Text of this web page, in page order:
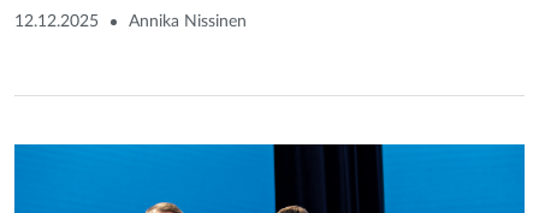
12.12.2025 Annika Nissinen